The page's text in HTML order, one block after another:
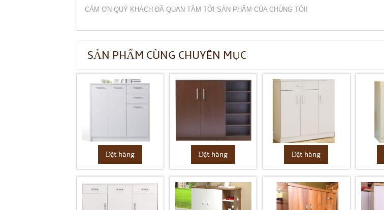
CẢM ƠN QUÝ KHÁCH ĐÃ QUAN TÂM TỚI SẢN PHẨM CỦA CHÚNG TÔI!
SẢN PHẨM CÙNG CHUYÊN MỤC
Đặt hàng Đặt hàng Đặt hàng